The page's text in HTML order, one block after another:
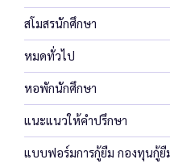
สโมสรนักศึกษา
หมดทั่วไป
หอพักนักศึกษา
แนะแนวให้คำปรึกษา
แบบฟอร์มการกู้ยืม กองทุนกู้ยื